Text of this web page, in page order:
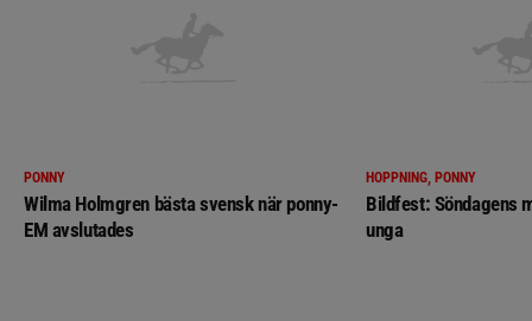
PONNY
Wilma Holmgren bästa svensk när ponny-
EM avslutades
HOPPNING, PONNY
Bildfest: Söndagens
unga